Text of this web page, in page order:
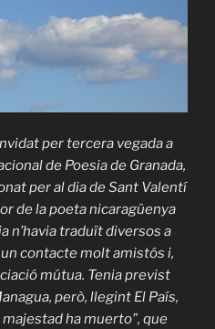
per tercera vegada a
de Poesia de Granada,
per al dia de Sant Valentí
de la poeta nicaragüenya
n’havia traduït diversos a
contacte molt amistós i,
mútua. Tenia previst
però, llegint El País,
ha muerto”, que